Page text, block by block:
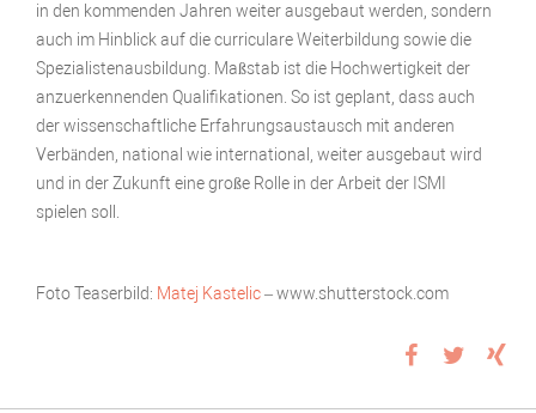
in den kommenden Jahren weiter ausgebaut werden, sondern
auch im Hinblick auf die curriculare Weiterbildung sowie die
Spezialistenausbildung. Maßstab ist die Hochwertigkeit der
anzuerkennenden Qualifikationen. So ist geplant, dass auch
der wissenschaftliche Erfahrungsaustausch mit anderen
Verbänden, national wie international, weiter ausgebaut wird
und in der Zukunft eine große Rolle in der Arbeit der ISMI
spielen soll.
Foto Teaserbild: Matej Kastelic– www.shutterstock.com